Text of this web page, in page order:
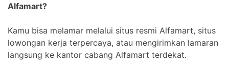
Alfamart?
Kamu bisa melamar melalui situs resmi Alfamart, situs
lowongan kerja terpercaya, atau mengirimkan lamaran
langsung ke kantor cabang Alfamart terdekat.